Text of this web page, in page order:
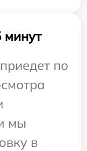
минут
по
мы
в